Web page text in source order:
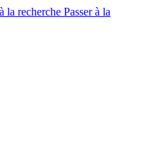
la recherche Passer à la